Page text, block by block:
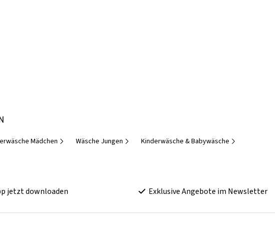
Mädchen Wäsche Jungen Kinderwäsche & Babywäsche
jetzt downloaden Exklusive Angebote im Newsletter